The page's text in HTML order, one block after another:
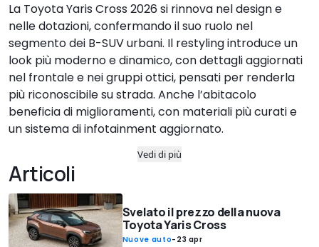
La Toyota Yaris Cross 2026 si rinnova nel design e
nelle dotazioni, confermando il suo ruolo nel
segmento dei B-SUV urbani. Il restyling introduce un
look più moderno e dinamico, con dettagli aggiornati
nel frontale e nei gruppi ottici, pensati per renderla
più riconoscibile su strada. Anche l’abitacolo
beneficia di miglioramenti, con materiali più curati e
un sistema di infotainment aggiornato.
Vedi di più
Articoli
Svelato il prezzo della nuova
Toyota Yaris Cross
Nuove auto- 23 apr